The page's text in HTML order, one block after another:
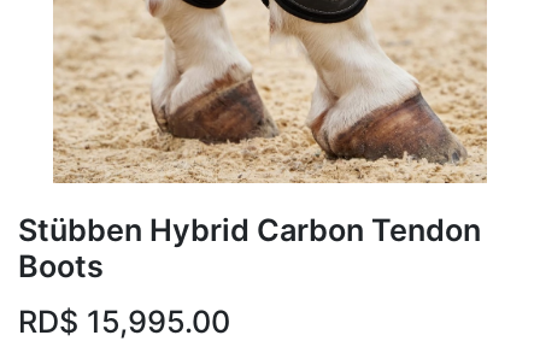
Stübben Hybrid Carbon Tendon
Boots
RD$ 15,995.00